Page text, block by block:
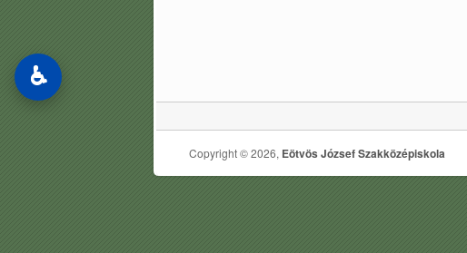
Copyright © 2026, Eötvös József Szakközépiskola
♿